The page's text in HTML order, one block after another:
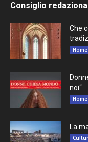
Consiglio
Che
Home
noi“
Home
La